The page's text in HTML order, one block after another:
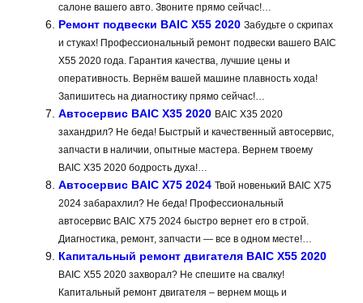
салоне вашего авто. Звоните прямо сейчас!…
Ремонт подвески BAIC X55 2020 Забудьте о скрипах
и стуках! Профессиональный ремонт подвески вашего BAIC
X55 2020 года. Гарантия качества, лучшие цены и
оперативность. Вернём вашей машине плавность хода!
Запишитесь на диагностику прямо сейчас!…
Автосервис BAIC X35 2020 BAIC X35 2020
захандрил? Не беда! Быстрый и качественный автосервис,
запчасти в наличии, опытные мастера. Вернем твоему
BAIC X35 2020 бодрость духа!…
Автосервис BAIC X75 2024 Твой новенький BAIC X75
2024 забарахлил? Не беда! Профессиональный
автосервис BAIC X75 2024 быстро вернет его в строй.
Диагностика, ремонт, запчасти — все в одном месте!…
Капитальный ремонт двигателя BAIC X55 2020
BAIC X55 2020 захворал? Не спешите на свалку!
Капитальный ремонт двигателя – вернем мощь и